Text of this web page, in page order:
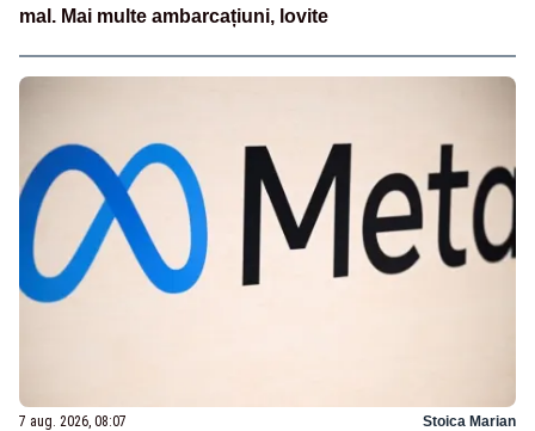
mal. Mai multe ambarcațiuni, lovite
7 aug. 2026, 08:07 Stoica Marian